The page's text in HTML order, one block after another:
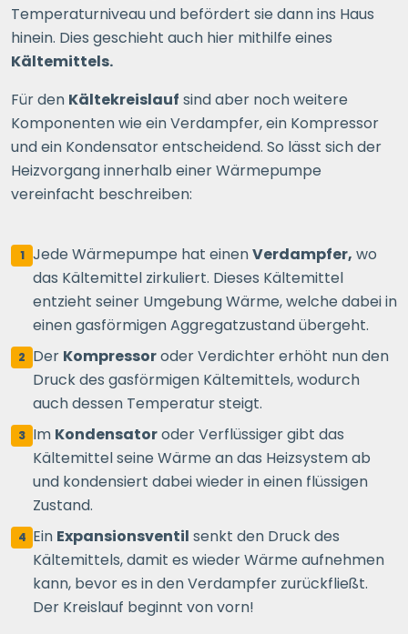
Temperaturniveau und befördert sie dann ins Haus
hinein. Dies geschieht auch hier mithilfe eines
Kältemittels.
Für den Kältekreislauf sind aber noch weitere
Komponenten wie ein Verdampfer, ein Kompressor
und ein Kondensator entscheidend. So lässt sich der
Heizvorgang innerhalb einer Wärmepumpe
vereinfacht beschreiben:
1 Jede Wärmepumpe hat einenVerdampfer, wo
das Kältemittel zirkuliert. Dieses Kältemittel
entzieht seiner Umgebung Wärme, welche dabei in
einen gasförmigen Aggregatzustand übergeht.
2 Der Kompressoroder Verdichter erhöht nun den
Druck des gasförmigen Kältemittels, wodurch
auch dessen Temperatur steigt.
3 Im Kondensatoroder Verflüssiger gibt das
Kältemittel seine Wärme an das Heizsystem ab
und kondensiert dabei wieder in einen flüssigen
Zustand.
4 Ein Expansionsventil senkt den Druck des
Kältemittels, damit es wieder Wärme aufnehmen
kann, bevor es in den Verdampfer zurückfließt.
Der Kreislauf beginnt von vorn!